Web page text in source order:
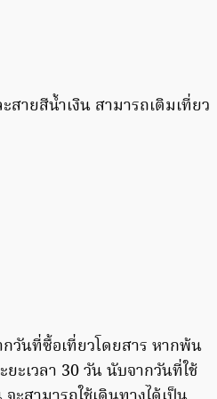
ายสีน้ำเงิน สามารถเติมเที่ยว
วันที่ซื้อเที่ยวโดยสาร หากพ้น
ยะเวลา 30 วัน นับจากวันที่ใช้